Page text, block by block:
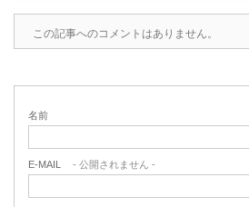
この記事へのコメントはありません。
名前
E-MAIL - 公開されません -